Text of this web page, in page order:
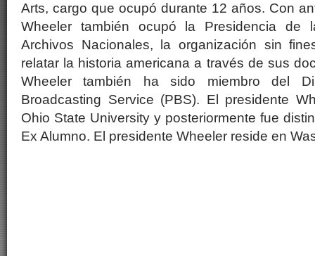
Arts, cargo que ocupó durante 12 años. Con
Wheeler también ocupó la Presidencia de
Archivos Nacionales, la organización sin
relatar la historia americana a través de sus
Wheeler también ha sido miembro del
Broadcasting Service (PBS). El presidente
Ohio State University y posteriormente fue
Ex Alumno. El presidente Wheeler reside en